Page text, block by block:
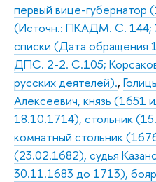
первый вице-
(Источн.: ПКАДМ. С. 144;
списки (Дата обращения
ДПС. 2-2. С.105;
русских деятелей).,
Алексеевич, князь (1651
18.10.1714), стольник
комнатный стольник
(23.02.1682), судья
30.11.1683 до 1713),